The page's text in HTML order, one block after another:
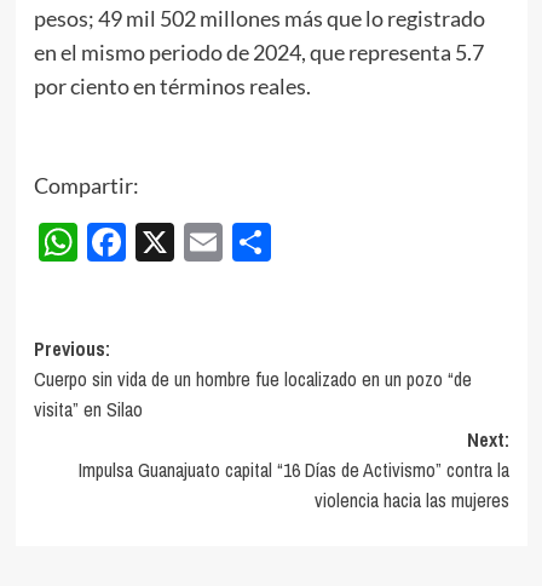
pesos; 49 mil 502 millones más que lo registrado
en el mismo periodo de 2024, que representa 5.7
por ciento en términos reales.
Compartir:
WhatsApp
Facebook
X EmailCompartir
Post
navigation
Previous:
Cuerpo sin vida de un hombre fue localizado en un pozo “de
visita” en Silao
Next:
Impulsa Guanajuato capital “16 Días de Activismo” contra la
violencia hacia las mujeres